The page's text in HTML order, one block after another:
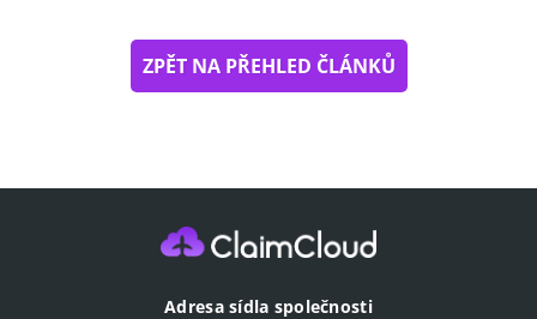
ZPĚT NA PŘEHLED ČLÁNKŮ
Adresa sídla společnosti